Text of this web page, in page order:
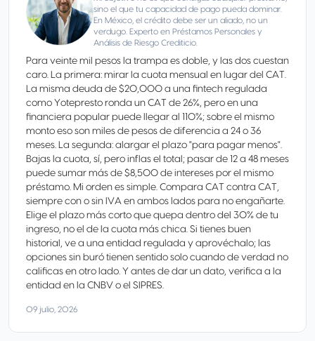
sino el que tu capacidad de pago pueda dominar.
En México, el crédito debe ser un aliado, no un
verdugo. Experto en Préstamos Personales y
Análisis de Riesgo Crediticio.
Para veinte mil pesos la trampa es doble, y las dos cuestan
caro. La primera: mirar la cuota mensual en lugar del CAT.
La misma deuda de $20,000 a una fintech regulada
como Yotepresto ronda un CAT de 26%, pero en una
financiera popular puede llegar al 110%; sobre el mismo
monto eso son miles de pesos de diferencia a 24 o 36
meses. La segunda: alargar el plazo "para pagar menos".
Bajas la cuota, sí, pero inflas el total; pasar de 12 a 48 meses
puede sumar más de $8,500 de intereses por el mismo
préstamo. Mi orden es simple. Compara CAT contra CAT,
siempre con o sin IVA en ambos lados para no engañarte.
Elige el plazo más corto que quepa dentro del 30% de tu
ingreso, no el de la cuota más chica. Si tienes buen
historial, ve a una entidad regulada y aprovéchalo; las
opciones sin buró tienen sentido solo cuando de verdad no
calificas en otro lado. Y antes de dar un dato, verifica a la
entidad en la CNBV o el SIPRES.
09 julio, 2026